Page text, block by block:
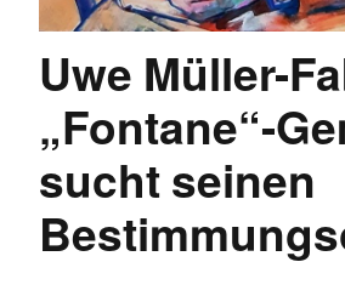
Uwe Müller-
„Fontane“-
sucht seinen